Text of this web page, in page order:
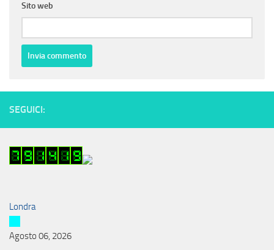
Sito web
SEGUICI:
Londra
Agosto 06, 2026